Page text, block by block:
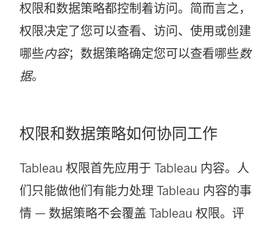
权限和数据策略都控制着访问。简而言之，
权限决定了您可以查看、访问、使用或创建
哪些内容；数据策略确定您可以查看哪些数
据。
权限和数据策略如何协同工作
Tableau 权限首先应用于 Tableau 内容。人
们只能做他们有能力处理 Tableau 内容的事
情 — 数据策略不会覆盖 Tableau 权限。评